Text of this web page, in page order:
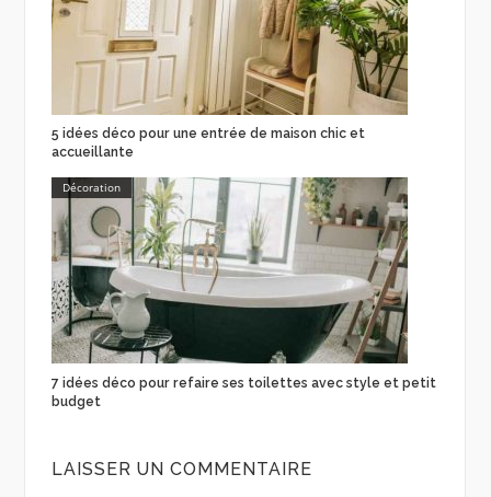
5 idées déco pour une entrée de maison chic et
accueillante
Décoration
7 idées déco pour refaire ses toilettes avec style et petit
budget
LAISSER UN COMMENTAIRE